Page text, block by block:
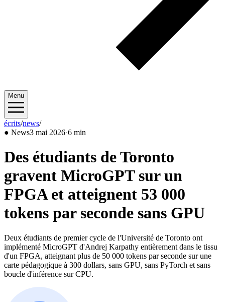
Menu
écrits/news/2026/05
● News3 mai 2026·6 min
Des étudiants de Toronto
gravent MicroGPT sur un
FPGA et atteignent 53 000
tokens par seconde sans GPU
Deux étudiants de premier cycle de l'Université de Toronto ont
implémenté MicroGPT d'Andrej Karpathy entièrement dans le tissu
d'un FPGA, atteignant plus de 50 000 tokens par seconde sur une
carte pédagogique à 300 dollars, sans GPU, sans PyTorch et sans
boucle d'inférence sur CPU.